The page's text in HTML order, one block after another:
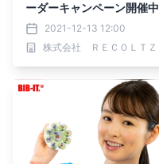
ーダーキャンペーン開催中
2021-12-13 12:00
株式会社 ＲＥＣＯＬＴＺ